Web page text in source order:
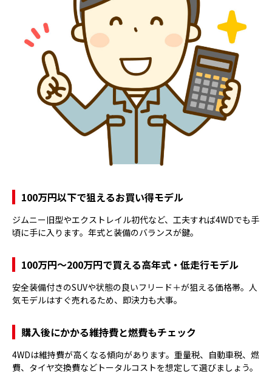
100万円以下で狙えるお買い得モデル
ジムニー旧型やエクストレイル初代など、工夫すれば4WDでも手
頃に手に入ります。年式と装備のバランスが鍵。
100万円〜200万円で買える高年式・低走行モデル
安全装備付きのSUVや状態の良いフリード＋が狙える価格帯。人
気モデルはすぐ売れるため、即決力も大事。
購入後にかかる維持費と燃費もチェック
4WDは維持費が高くなる傾向があります。重量税、自動車税、燃
費、タイヤ交換費などトータルコストを想定して選びましょう。